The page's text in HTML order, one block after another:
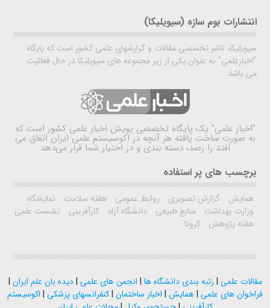
انتشارات بوم سازه (سیویلیکا)
سیویلیکا، ناشر تخصصی مقالات و گزارشهای علمی کشور است که پایگاه
"اخبارعلمی" به عنوان یکی از زیر مجموعه های سیویلیکا در حال فعالیت
می باشد.
"اخبار علمی" یک پایگاه تخصصی پویش اخبار علمی کشور است که
به صورت ساخت یافته هر آنچه در اکوسیستم علمی ایران اتفاق می
افتد را رصد، دسته بندی و در اختیار شما قرار می‌دهد
برچسب های پر استفاده
همایش گزارش تصویری روابط عمومی هفته سلامت
نمایشگاه
وزارت بهداشت
منابع طبیعی دانشگاه آزاد کارآفرینی
نشست علمی
هفته پژوهش
کرونا
مقالات علمی | رتبه بندی دانشگاه ها | انجمن های علمی |دیده بان علم ایران |
فراخوان های علمی |همایش | اخبار ساختمان |کنفرانسهای پزشکی | اکوسیستم